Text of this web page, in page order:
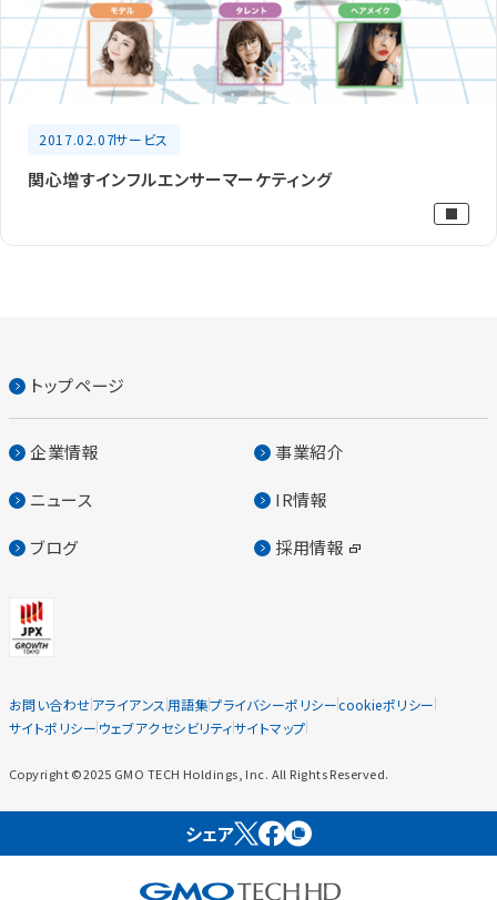
2017.02.07サービス
関心増すインフルエンサーマーケティング
トップページ
企業情報 事業紹介
ニュース IR情報
ブログ 採用情報
お問い合わせアライアンス 用語集プライバシーポリシーcookieポリシー
サイトポリシー ウェブアクセシビリティサイトマップ
Copyright ©2025 GMO TECH Holdings, Inc. All Rights Reserved.
シェア